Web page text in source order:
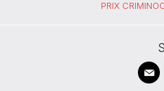
PRIX